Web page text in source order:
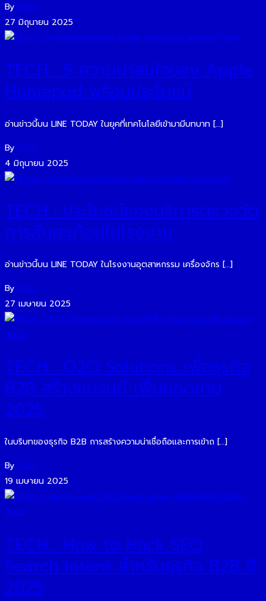
By O2O
27 มิถุนายน 2025
TECH : 5 ความน่าสนใจของ Apple
Homepod พร้อมประโยชน์
อ่านข่าวนี้บน LINE TODAY ในยุคที่เทคโนโลยีเข้ามามีบทบาท […]
By O2O
4 มิถุนายน 2025
TECH : ประโยชน์ของบริการตรวจวัด
การสั่นสะเทือนในโรงงาน
อ่านข่าวนี้บน LINE TODAY ในโรงงานอุตสาหกรรม เครื่องจักร […]
By O2O
27 เมษายน 2025
TECH : O2O Solutions เพื่อธุรกิจ
B2B สร้างแบรนด์ เพิ่มยอดขาย
2025
ในบริบทของธุรกิจ B2B การสร้างความน่าเชื่อถือและการเข้าถ […]
By O2O
19 เมษายน 2025
TECH : How to Hack SEO
Search Intent สำหรับธุรกิจ B2B ปี
2025